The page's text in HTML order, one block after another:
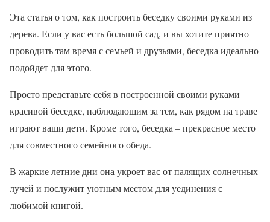
Эта статья о том, как построить беседку своими руками из
дерева. Если у вас есть большой сад, и вы хотите приятно
проводить там время с семьей и друзьями, беседка идеально
подойдет для этого.
Просто представьте себя в построенной своими руками
красивой беседке, наблюдающим за тем, как рядом на траве
играют ваши дети. Кроме того, беседка – прекрасное место
для совместного семейного обеда.
В жаркие летние дни она укроет вас от палящих солнечных
лучей и послужит уютным местом для уединения с
любимой книгой.